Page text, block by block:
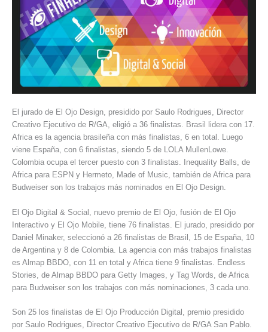
El jurado de El Ojo Design, presidido por Saulo Rodrigues, Director
Creativo Ejecutivo de R/GA, eligió a 36 finalistas. Brasil lidera con 17.
Africa es la agencia brasileña con más finalistas, 6 en total. Luego
viene España, con 6 finalistas, siendo 5 de LOLA MullenLowe.
Colombia ocupa el tercer puesto con 3 finalistas. Inequality Balls, de
Africa para ESPN y Hermeto, Made of Music, también de Africa para
Budweiser son los trabajos más nominados en El Ojo Design.
El Ojo Digital & Social, nuevo premio de El Ojo, fusión de El Ojo
Interactivo y El Ojo Mobile, tiene 76 finalistas. El jurado, presidido por
Daniel Minaker, seleccionó a 26 finalistas de Brasil, 15 de España, 10
de Argentina y 8 de Colombia. La agencia con más trabajos finalistas
es Almap BBDO, con 11 en total y Africa tiene 9 finalistas. Endless
Stories, de Almap BBDO para Getty Images, y Tag Words, de Africa
para Budweiser son los trabajos con más nominaciones, 3 cada uno.
Son 25 los finalistas de El Ojo Producción Digital, premio presidido
por Saulo Rodrigues, Director Creativo Ejecutivo de R/GA San Pablo.